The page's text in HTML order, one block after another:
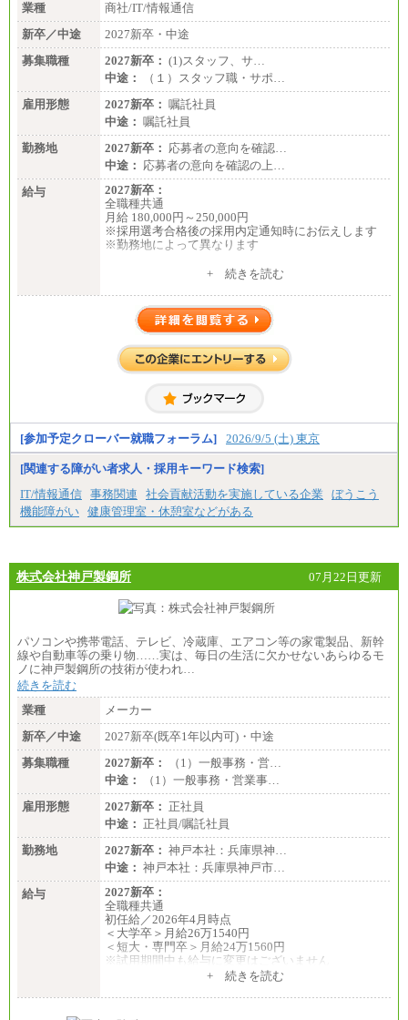
業種
商社/IT/情報通信
新卒／中途
2027新卒・中途
募集職種
2027新卒： (1)スタッフ、サ…
中途：
（１）スタッフ職・サポ…
雇用形態
2027新卒： 嘱託社員
中途： 嘱託社員
勤務地
2027新卒： 応募者の意向を確認…
中途： 応募者の意向を確認の上…
給与
2027新卒：
全職種共通
月給 180,000円～250,000円
※採用選考合格後の採用内定通知時にお伝えします
※勤務地によって異なります
月給 200,000円～250,000円
入社時の処遇は経験・能力を考慮の上、当社規程に
より決定します。
お伝えします。
+ 続きを読む
[参加予定クローバー就職フォーラム] 2026/9/5 (土) 東京
[関連する障がい者求人・採用キーワード検索]
IT/情報通信 事務関連 社会貢献活動を実施している企業
ぼうこう
機能障がい 健康管理室・休憩室などがある
株式会社神戸製鋼所 07月22日更新
パソコンや携帯電話、テレビ、冷蔵庫、エアコン等の家電製品、新幹
線や自動車等の乗り物……実は、毎日の生活に欠かせないあらゆるモ
ノに神戸製鋼所の技術が使われ…
続きを読む
業種
メーカー
新卒／中途
2027新卒(既卒1年以内可)・中途
募集職種
2027新卒：
（1）一般事務・営…
中途：
（1）一般事務・営業事…
雇用形態
2027新卒： 正社員
中途： 正社員/嘱託社員
勤務地
2027新卒： 神戸本社：兵庫県神…
中途： 神戸本社：兵庫県神戸市…
給与
2027新卒：
全職種共通
初任給／2026年4月時点
＜大学卒＞月給26万1540円
＜短大・専門卒＞月給24万1560円
※試用期間中も給与に変更はございません
月給24万円～
+ 続きを読む